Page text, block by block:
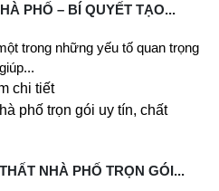
PHỐ – BÍ QUYẾT TẠO...
trong những yếu tố quan trọng
giúp...
chi tiết
NHÀ PHỐ TRỌN GÓI...